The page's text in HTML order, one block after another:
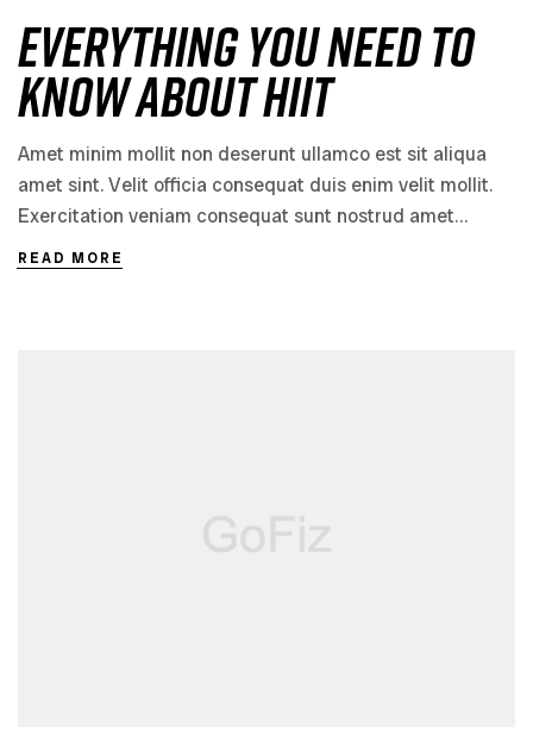
Everything You Need to
Know About HIIT
Amet minim mollit non deserunt ullamco est sit aliqua
amet sint. Velit officia consequat duis enim velit mollit.
Exercitation veniam consequat sunt nostrud amet…
READ MORE